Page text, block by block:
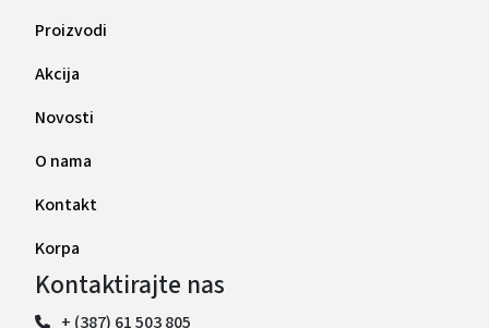
Proizvodi
Akcija
Novosti
O nama
Kontakt
Korpa
Kontaktirajte nas
+ (387) 61 503 805